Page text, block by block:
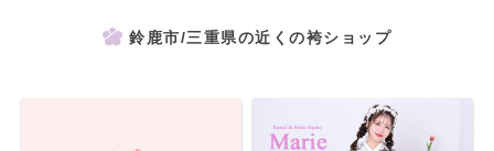
鈴鹿市/三重県の近くの袴ショップ